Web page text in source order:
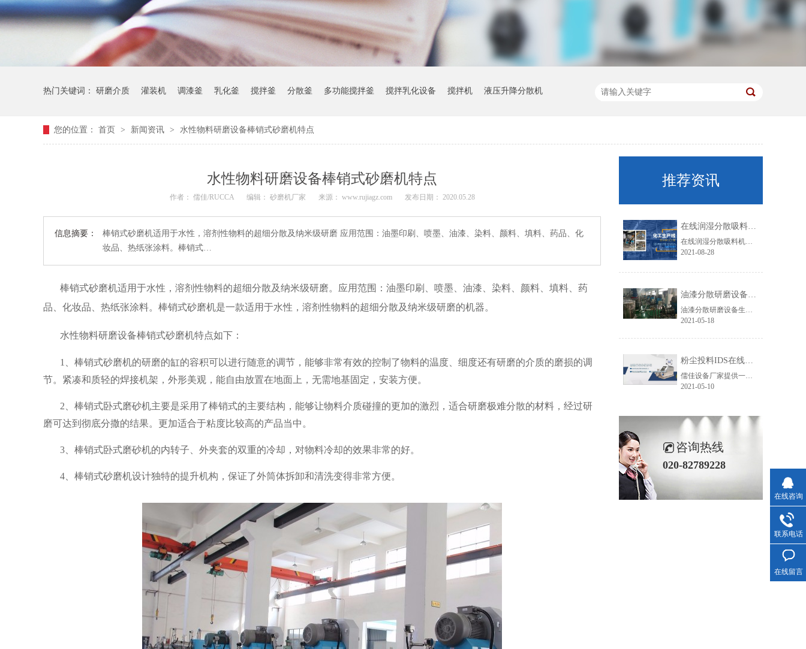
热门关键词： 研磨介质 灌装机 调漆釜 乳化釜 搅拌釜 分散釜 多功能搅拌釜 搅拌乳化设备 搅拌机 液压升降分散机
您的位置： 首页 > 新闻资讯 > 水性物料研磨设备棒销式砂磨机特点
水性物料研磨设备棒销式砂磨机特点
作者： 儒佳/RUCCA 编辑： 砂磨机厂家 来源： www.rujiagz.com 发布日期： 2020.05.28
信息摘要：
棒销式砂磨机适用于水性，溶剂性物料的超细分散及纳米级研磨 应用范围：油墨印刷、喷墨、油漆、染料、颜料、填料、药品、化
妆品、热纸张涂料。棒销式…
棒销式砂磨机适用于水性，溶剂性物料的超细分散及纳米级研磨。应用范围：油墨印刷、喷墨、油漆、染料、颜料、填料、药
品、化妆品、热纸张涂料。 棒销式砂磨机是一款适用于水性，溶剂性物料的超细分散及纳米级研磨的机器。
水性物料研磨设备棒销式砂磨机特点如下：
1、棒销式砂磨机的研磨的缸的容积可以进行随意的调节，能够非常有效的控制了物料的温度、细度还有研磨的介质的磨损的调
节。紧凑和质轻的焊接机架，外形美观，能自由放置在地面上，无需地基固定，安装方便。
2、棒销式卧式磨砂机主要是采用了棒销式的主要结构，能够让物料介质碰撞的更加的激烈，适合研磨极难分散的材料，经过研
磨可达到彻底分撒的结果。更加适合于粘度比较高的产品当中。
3、棒销式卧式磨砂机的内转子、外夹套的双重的冷却，对物料冷却的效果非常的好。
4、棒销式砂磨机设计独特的提升机构，保证了外筒体拆卸和清洗变得非常方便。
推荐资讯
在线润湿分散吸料机系统IDS
在线润湿分散吸料机系统IDS可避免粉尘污染，降低劳动强度，极大提高分散效率，减少空间需求，降低能耗而且容易清洗换色。具有吸粉,润湿,混合分散,溶解乳化等多种功能，可实现吸粉、润湿、混合分散、溶解乳化等多种功能，在大批量涂料、色浆、油墨、胶粘剂、纳米添加剂生产中得到了广泛的应用。
2021-08-28
油漆分散研磨设备生产线方案
油漆分散研磨设备生产线设备方案，化工行业中的油漆生产制备设备生产线，包含进料系统设备、研磨系统设备、调漆系统设备、出料及过滤系统设备、灌装系统设备、控制系统设备、操作平台和色浆生产部分组成。
2021-05-18
粉尘投料IDS在线分散机应用
儒佳设备厂家提供一种无尘投料分散研磨设备生产线（简称：无尘投料系统IDS在线分散机）可运用于氧化铝、氮化铝、氮化硅、碳化硅、碳化硼、氮化硼......
2021-05-10
咨询热线
020-82789228
在线咨询
联系电话
在线留言